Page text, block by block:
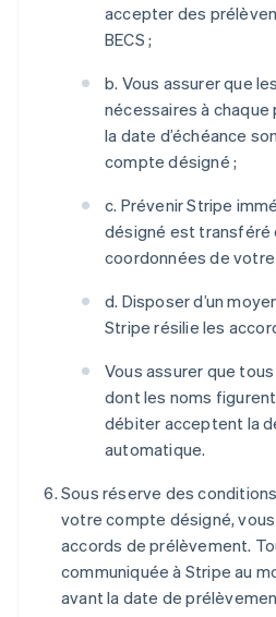
accepter des
BECS ;
b. Vous assurer que
nécessaires à
la date d’échéance
compte désigné ;
c. Prévenir Stripe
désigné est transféré
coordonnées de
d. Disposer d’un
Stripe résilie les
Vous assurer que
dont les noms
débiter acceptent la
automatique.
Sous réserve des
votre compte désigné,
accords de prélèvement.
communiquée à Stripe au
avant la date de